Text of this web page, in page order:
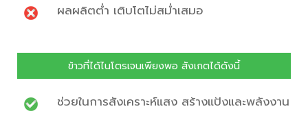
ผลผลิตต่ำ เติบโตไม่สม่ำเสมอ
ข้าวที่ได้ไนโตรเจนเพียงพอ สังเกตได้ดังนี้
ช่วยในการสังเคราะห์แสง สร้างแป้งและพลังงาน